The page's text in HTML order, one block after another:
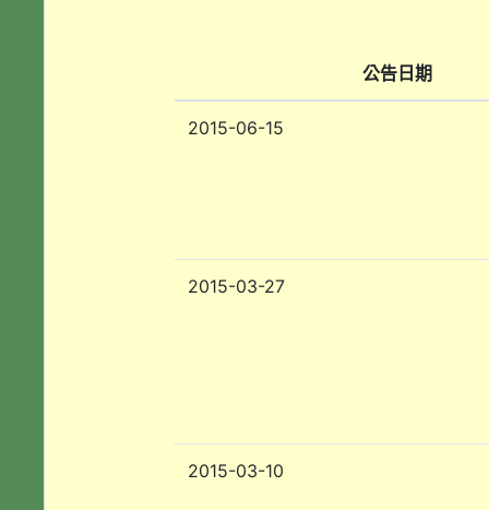
公告日期
2015-06-15
2015-03-27
2015-03-10